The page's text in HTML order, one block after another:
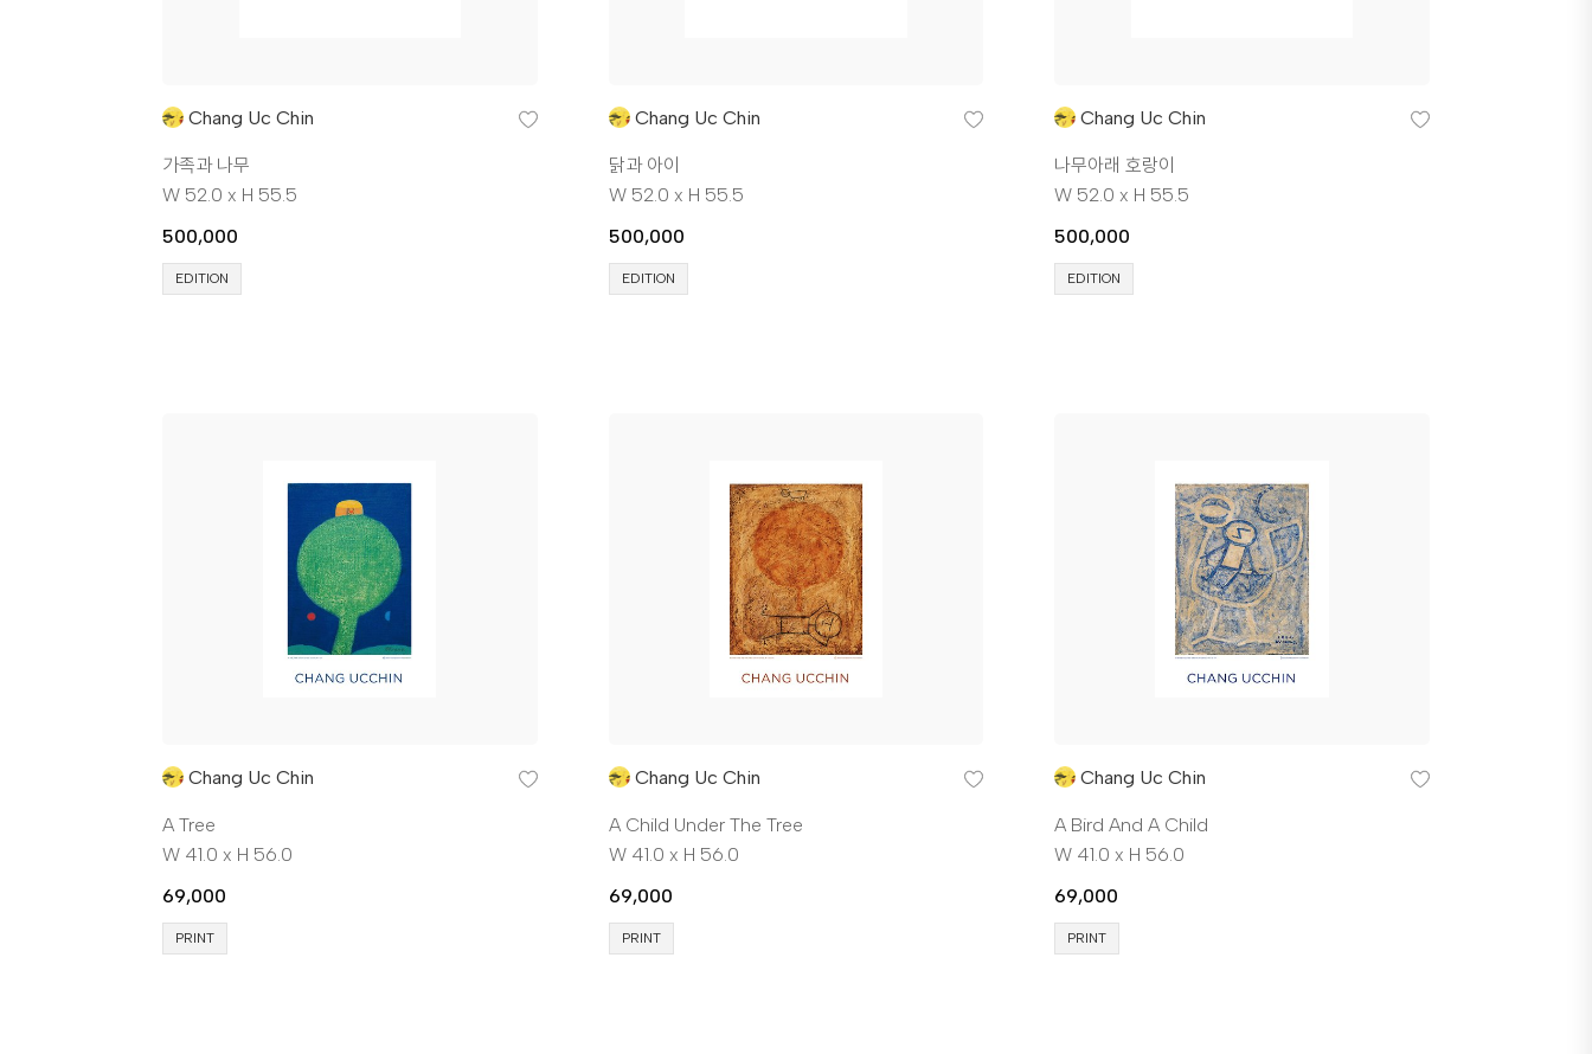
Chang Uc Chin
가족과 나무
W 52.0 x H 55.5
500,000
EDITION
Chang Uc Chin
닭과 아이
W 52.0 x H 55.5
500,000
EDITION
Chang Uc Chin
나무아래 호랑이
W 52.0 x H 55.5
500,000
EDITION
Chang Uc Chin
A Tree
W 41.0 x H 56.0
69,000
PRINT
Chang Uc Chin
A Child Under The Tree
W 41.0 x H 56.0
69,000
PRINT
Chang Uc Chin
A Bird And A Child
W 41.0 x H 56.0
69,000
PRINT